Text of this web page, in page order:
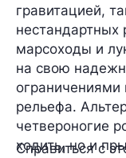
гравитацией,
марсоходы и
на свою
ограничениями
рельефа.
четвероногие
ходить, но и
Справиться с